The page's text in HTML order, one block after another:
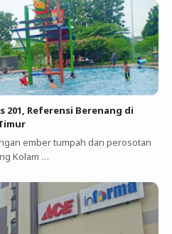
201, Referensi Berenang di
ember tumpah dan perosotan
Kolam …